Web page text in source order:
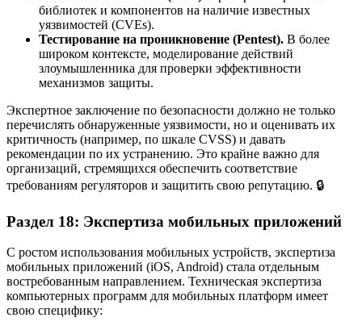
библиотек и компонентов на наличие известных
уязвимостей (CVEs).
Тестирование на проникновение (Pentest). В более
широком контексте, моделирование действий
злоумышленника для проверки эффективности
механизмов защиты.
Экспертное заключение по безопасности должно не только
перечислять обнаруженные уязвимости, но и оценивать их
критичность (например, по шкале CVSS) и давать
рекомендации по их устранению. Это крайне важно для
организаций, стремящихся обеспечить соответствие
требованиям регуляторов и защитить свою репутацию. 🔒
Раздел 18: Экспертиза мобильных приложений
С ростом использования мобильных устройств, экспертиза
мобильных приложений (iOS, Android) стала отдельным
востребованным направлением. Техническая экспертиза
компьютерных программ для мобильных платформ имеет
свою специфику: